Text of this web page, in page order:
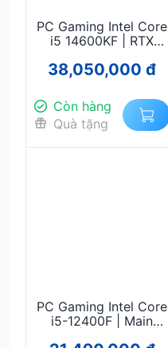
PC Gaming Intel Core
i5 14600KF | RTX
32GB | SSD NVMe
512GB M.2 | Main
B760 | Nguồn 750W –
Chiến Game, Đồ Họa,
Streaming
38,050,000 đ
Còn hàng
Quà tặng
PC Gaming Intel Core
i5-12400F | Main